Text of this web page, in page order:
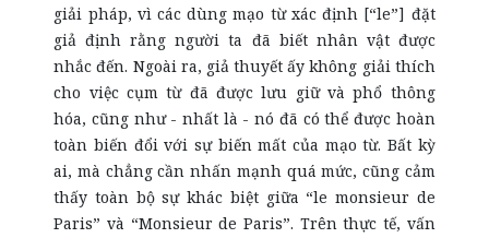
giải pháp, vì các dùng mạo từ xác định [“le”] đặt
giả định rằng người ta đã biết nhân vật được
nhắc đến. Ngoài ra, giả thuyết ấy không giải thích
cho việc cụm từ đã được lưu giữ và phổ thông
hóa, cũng như - nhất là - nó đã có thể được hoàn
toàn biến đổi với sự biến mất của mạo từ. Bất kỳ
ai, mà chẳng cần nhấn mạnh quá mức, cũng cảm
thấy toàn bộ sự khác biệt giữa “le monsieur de
Paris” và “Monsieur de Paris”. Trên thực tế, vấn